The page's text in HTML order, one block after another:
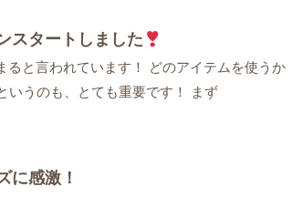
スタートしました
ると言われています！ どのアイテムを使うか
いうのも、とても重要です！ まず
に感激！